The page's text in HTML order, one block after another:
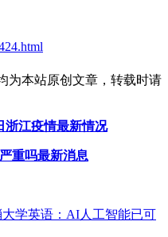
为本站原创文章，转载时请
浙江疫情最新情况
重吗最新消息